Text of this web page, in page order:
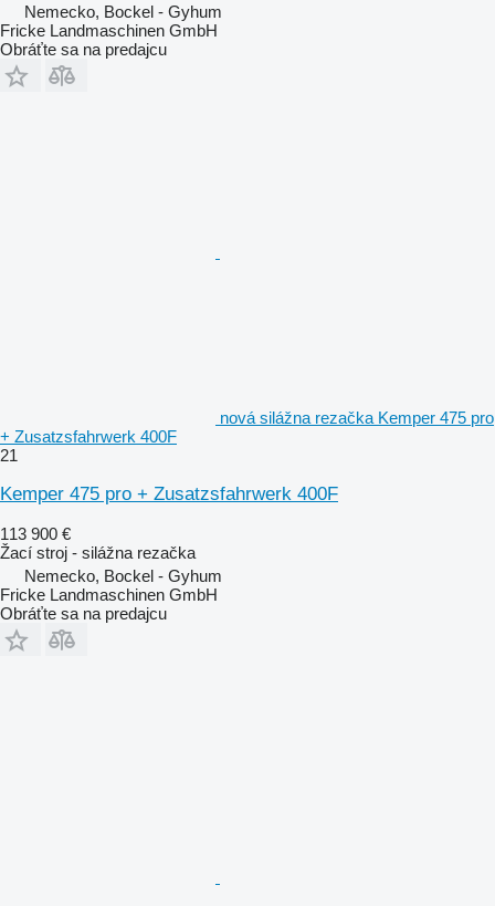
Nemecko, Bockel - Gyhum
Fricke Landmaschinen GmbH
Obráťte sa na predajcu
nová silážna rezačka Kemper 475 pro
+ Zusatzsfahrwerk 400F
21
Kemper 475 pro + Zusatzsfahrwerk 400F
113 900 €
Žací stroj - silážna rezačka
Nemecko, Bockel - Gyhum
Fricke Landmaschinen GmbH
Obráťte sa na predajcu